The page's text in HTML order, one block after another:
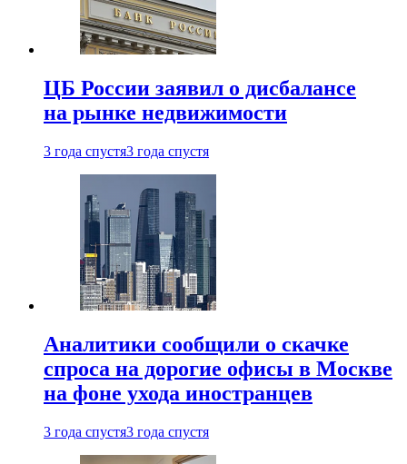
ЦБ России заявил о дисбалансе
на рынке недвижимости
3 года спустя3 года спустя
Аналитики сообщили о скачке
спроса на дорогие офисы в Москве
на фоне ухода иностранцев
3 года спустя3 года спустя